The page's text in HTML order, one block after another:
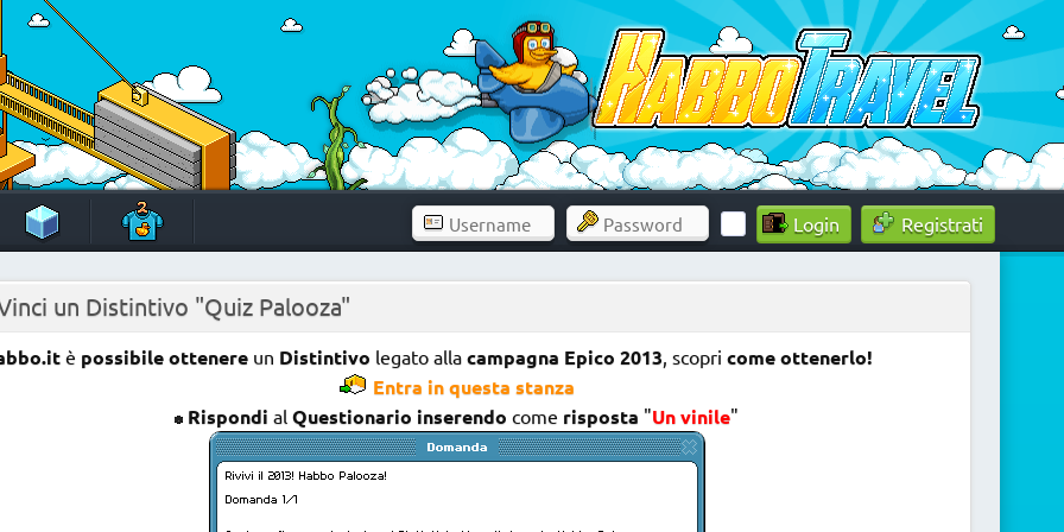
Registrati
un Distintivo "Quiz Palooza"
è possibile ottenereun Distintivo legato alla campagna Epico 2013, scopri come ottenerlo!
Entra in questa stanza
Rispondi alQuestionario inserendo come risposta "Unvinile"